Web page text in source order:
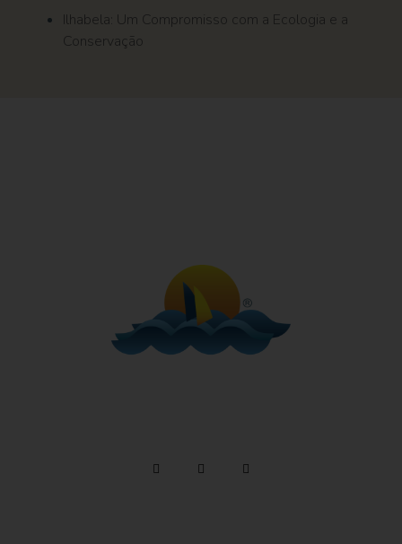
Ilhabela: Um Compromisso com a Ecologia e a
Conservação